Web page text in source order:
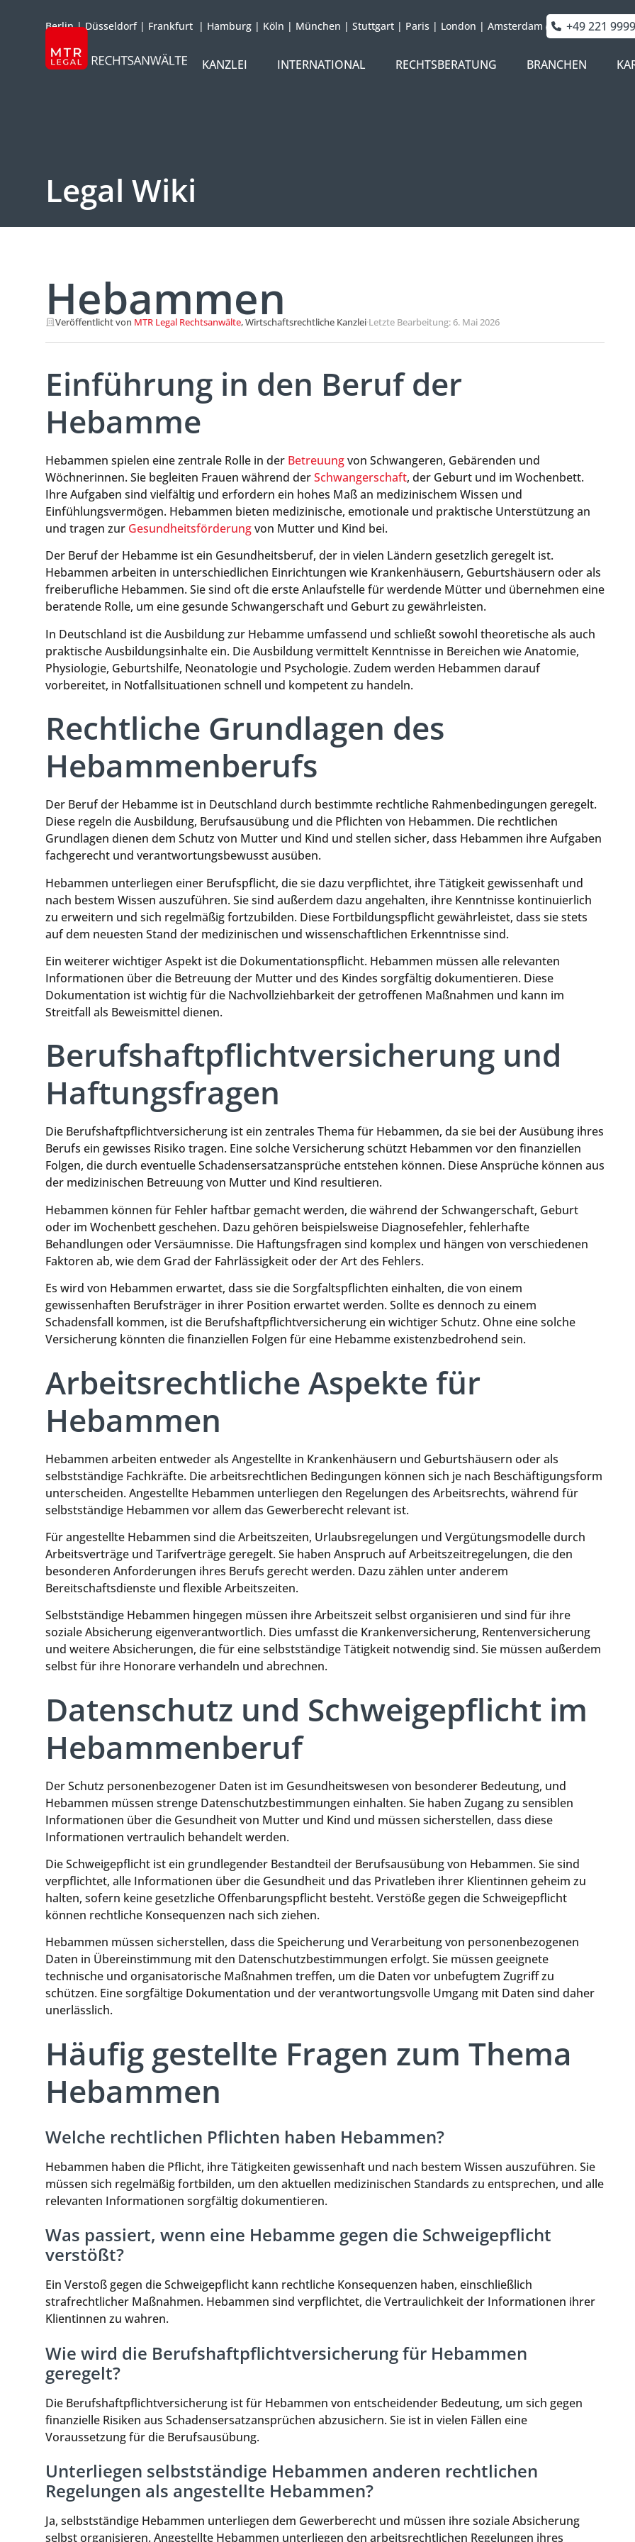
Berlin|Düsseldorf| Frankfurt | Hamburg | Köln | München | Stuttgart | Paris | London | Amsterdam +49 221
KANZLEI
INTERNATIONAL RECHTSBERATUNG BRANCHEN
Legal Wiki
Hebammen
Veröffentlicht von MTR Legal Rechtsanwälte, Wirtschaftsrechtliche Kanzlei·Letzte Bearbeitung: 6. Mai 2026
Einführung in den Beruf der
Hebamme
Hebammen spielen eine zentrale Rolle in der Betreuungvon Schwangeren, Gebärenden und
Wöchnerinnen. Sie begleiten Frauen während derSchwangerschaft, der Geburt und im Wochenbett.
Ihre Aufgaben sind vielfältig und erfordern ein hohes Maß an medizinischem Wissen und
Einfühlungsvermögen. Hebammen bieten medizinische, emotionale und praktische Unterstützung an
und tragen zur Gesundheitsförderungvon Mutter und Kind bei.
Der Beruf der Hebamme ist ein Gesundheitsberuf, der in vielen Ländern gesetzlich geregelt ist.
Hebammen arbeiten in unterschiedlichen Einrichtungen wie Krankenhäusern, Geburtshäusern oder als
freiberufliche Hebammen. Sie sind oft die erste Anlaufstelle für werdende Mütter und übernehmen eine
beratende Rolle, um eine gesunde Schwangerschaft und Geburt zu gewährleisten.
In Deutschland ist die Ausbildung zur Hebamme umfassend und schließt sowohl theoretische als auch
praktische Ausbildungsinhalte ein. Die Ausbildung vermittelt Kenntnisse in Bereichen wie Anatomie,
Physiologie, Geburtshilfe, Neonatologie und Psychologie. Zudem werden Hebammen darauf
vorbereitet, in Notfallsituationen schnell und kompetent zu handeln.
Rechtliche Grundlagen des
Hebammenberufs
Der Beruf der Hebamme ist in Deutschland durch bestimmte rechtliche Rahmenbedingungen geregelt.
Diese regeln die Ausbildung, Berufsausübung und die Pflichten von Hebammen. Die rechtlichen
Grundlagen dienen dem Schutz von Mutter und Kind und stellen sicher, dass Hebammen ihre Aufgaben
fachgerecht und verantwortungsbewusst ausüben.
Hebammen unterliegen einer Berufspflicht, die sie dazu verpflichtet, ihre Tätigkeit gewissenhaft und
nach bestem Wissen auszuführen. Sie sind außerdem dazu angehalten, ihre Kenntnisse kontinuierlich
zu erweitern und sich regelmäßig fortzubilden. Diese Fortbildungspflicht gewährleistet, dass sie stets
auf dem neuesten Stand der medizinischen und wissenschaftlichen Erkenntnisse sind.
Ein weiterer wichtiger Aspekt ist die Dokumentationspflicht. Hebammen müssen alle relevanten
Informationen über die Betreuung der Mutter und des Kindes sorgfältig dokumentieren. Diese
Dokumentation ist wichtig für die Nachvollziehbarkeit der getroffenen Maßnahmen und kann im
Streitfall als Beweismittel dienen.
Berufshaftpflichtversicherung und
Haftungsfragen
Die Berufshaftpflichtversicherung ist ein zentrales Thema für Hebammen, da sie bei der Ausübung ihres
Berufs ein gewisses Risiko tragen. Eine solche Versicherung schützt Hebammen vor den finanziellen
Folgen, die durch eventuelle Schadensersatzansprüche entstehen können. Diese Ansprüche können aus
der medizinischen Betreuung von Mutter und Kind resultieren.
Hebammen können für Fehler haftbar gemacht werden, die während der Schwangerschaft, Geburt
oder im Wochenbett geschehen. Dazu gehören beispielsweise Diagnosefehler, fehlerhafte
Behandlungen oder Versäumnisse. Die Haftungsfragen sind komplex und hängen von verschiedenen
Faktoren ab, wie dem Grad der Fahrlässigkeit oder der Art des Fehlers.
Es wird von Hebammen erwartet, dass sie die Sorgfaltspflichten einhalten, die von einem
gewissenhaften Berufsträger in ihrer Position erwartet werden. Sollte es dennoch zu einem
Schadensfall kommen, ist die Berufshaftpflichtversicherung ein wichtiger Schutz. Ohne eine solche
Versicherung könnten die finanziellen Folgen für eine Hebamme existenzbedrohend sein.
Arbeitsrechtliche Aspekte für
Hebammen
Hebammen arbeiten entweder als Angestellte in Krankenhäusern und Geburtshäusern oder als
selbstständige Fachkräfte. Die arbeitsrechtlichen Bedingungen können sich je nach Beschäftigungsform
unterscheiden. Angestellte Hebammen unterliegen den Regelungen des Arbeitsrechts, während für
selbstständige Hebammen vor allem das Gewerberecht relevant ist.
Für angestellte Hebammen sind die Arbeitszeiten, Urlaubsregelungen und Vergütungsmodelle durch
Arbeitsverträge und Tarifverträge geregelt. Sie haben Anspruch auf Arbeitszeitregelungen, die den
besonderen Anforderungen ihres Berufs gerecht werden. Dazu zählen unter anderem
Bereitschaftsdienste und flexible Arbeitszeiten.
Selbstständige Hebammen hingegen müssen ihre Arbeitszeit selbst organisieren und sind für ihre
soziale Absicherung eigenverantwortlich. Dies umfasst die Krankenversicherung, Rentenversicherung
und weitere Absicherungen, die für eine selbstständige Tätigkeit notwendig sind. Sie müssen außerdem
selbst für ihre Honorare verhandeln und abrechnen.
Datenschutz und Schweigepflicht im
Hebammenberuf
Der Schutz personenbezogener Daten ist im Gesundheitswesen von besonderer Bedeutung, und
Hebammen müssen strenge Datenschutzbestimmungen einhalten. Sie haben Zugang zu sensiblen
Informationen über die Gesundheit von Mutter und Kind und müssen sicherstellen, dass diese
Informationen vertraulich behandelt werden.
Die Schweigepflicht ist ein grundlegender Bestandteil der Berufsausübung von Hebammen. Sie sind
verpflichtet, alle Informationen über die Gesundheit und das Privatleben ihrer Klientinnen geheim zu
halten, sofern keine gesetzliche Offenbarungspflicht besteht. Verstöße gegen die Schweigepflicht
können rechtliche Konsequenzen nach sich ziehen.
Hebammen müssen sicherstellen, dass die Speicherung und Verarbeitung von personenbezogenen
Daten in Übereinstimmung mit den Datenschutzbestimmungen erfolgt. Sie müssen geeignete
technische und organisatorische Maßnahmen treffen, um die Daten vor unbefugtem Zugriff zu
schützen. Eine sorgfältige Dokumentation und der verantwortungsvolle Umgang mit Daten sind daher
unerlässlich.
Häufig gestellte Fragen zum Thema
Hebammen
Welche rechtlichen Pflichten haben Hebammen?
Hebammen haben die Pflicht, ihre Tätigkeiten gewissenhaft und nach bestem Wissen auszuführen. Sie
müssen sich regelmäßig fortbilden, um den aktuellen medizinischen Standards zu entsprechen, und alle
relevanten Informationen sorgfältig dokumentieren.
Was passiert, wenn eine Hebamme gegen die Schweigepflicht
verstößt?
Ein Verstoß gegen die Schweigepflicht kann rechtliche Konsequenzen haben, einschließlich
strafrechtlicher Maßnahmen. Hebammen sind verpflichtet, die Vertraulichkeit der Informationen ihrer
Klientinnen zu wahren.
Wie wird die Berufshaftpflichtversicherung für Hebammen
geregelt?
Die Berufshaftpflichtversicherung ist für Hebammen von entscheidender Bedeutung, um sich gegen
finanzielle Risiken aus Schadensersatzansprüchen abzusichern. Sie ist in vielen Fällen eine
Voraussetzung für die Berufsausübung.
Unterliegen selbstständige Hebammen anderen rechtlichen
Regelungen als angestellte Hebammen?
Ja, selbstständige Hebammen unterliegen dem Gewerberecht und müssen ihre soziale Absicherung
selbst organisieren. Angestellte Hebammen unterliegen den arbeitsrechtlichen Regelungen ihres